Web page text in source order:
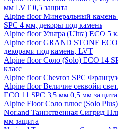
мм LVT 0,5 защита
Alpine floor Минеральный камень
SPC 4 мм, декоры под камень
Alpine floor Ультра (Ultra) ECO 5
Alpine floor GRAND STONE ECO
декорами под камень, LVT
Alpine floor Соло (Solo) ECO 14
класс
Alpine floor Chevron SPC
Alpine floor Величие секвойи
ECO 11 SPC 3,5 мм 0,5 мм защита
Alpine Floor Соло плюс (Solo
Norland Таинственная Сигрид
мм защита